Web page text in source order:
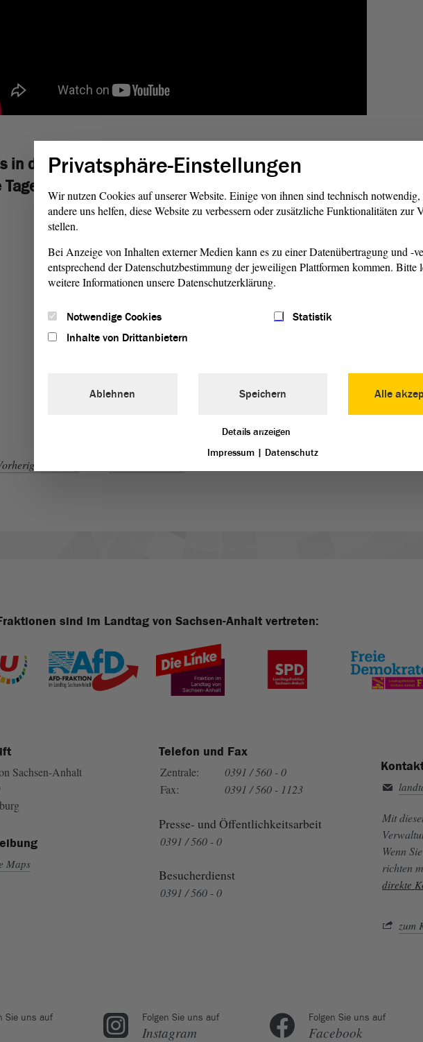
in der Welt noch geschah:
Tagesschau vom 30. September 1989
Eintrag
sind im Landtag von Sachsen-Anhalt vertreten:
Sachsen-Anhalt
Maps
Telefon und Fax
Zentrale:
0391 / 560 - 0
Fax:
0391 / 560 - 1123
Presse- und Öffentlichkeitsarbeit
0391 / 560 - 0
Besucherdienst
0391 / 560 - 0
Mit
Wenn
richten
direkte
zum
Sie uns auf Folgen Sie uns auf
Instagram
Folgen Sie uns auf
Facebook
Privatsphäre-Einstellungen
Wir nutzen Cookies auf unserer Website. Einige von ihnen sind technisch notwendig,
andere uns helfen, diese Website zu verbessern oder zusätzliche Funktionalitäten zur
stellen.
Bei Anzeige von Inhalten externer Medien kann es zu einer Datenübertragung und -
entsprechend der Datenschutzbestimmung der jeweiligen Plattformen kommen. Bitte
weitere Informationen unsere Datenschutzerklärung.
Notwendige Cookies
Statistik
Inhalte von Drittanbietern
Alle
Ablehnen Speichern
Details anzeigen
Impressum | Datenschutz